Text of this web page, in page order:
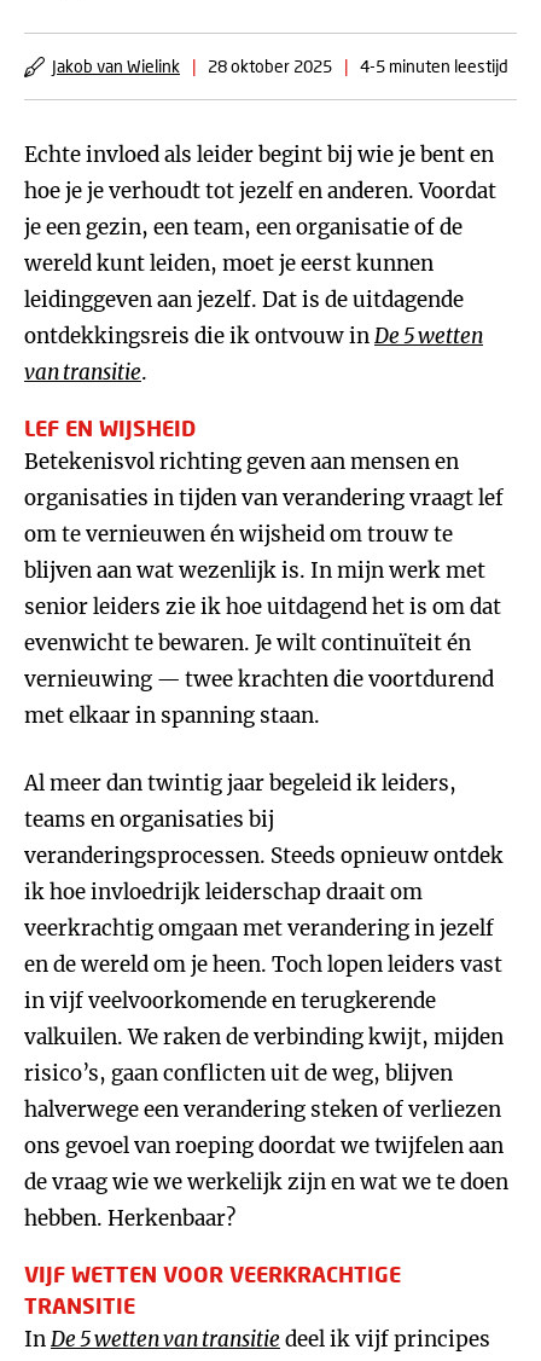
Jakob van Wielink | 28 oktober 2025 | 4-5 minuten leestijd
Echte invloed als leider begint bij wie je bent en
hoe je je verhoudt tot jezelf en anderen. Voordat
je een gezin, een team, een organisatie of de
wereld kunt leiden, moet je eerst kunnen
leidinggeven aan jezelf. Dat is de uitdagende
ontdekkingsreis die ik ontvouw inDe 5 wetten
van transitie.
LEF EN WIJSHEID
Betekenisvol richting geven aan mensen en
organisaties in tijden van verandering vraagt lef
om te vernieuwen én wijsheid om trouw te
blijven aan wat wezenlijk is. In mijn werk met
senior leiders zie ik hoe uitdagend het is om dat
evenwicht te bewaren. Je wilt continuïteit én
vernieuwing — twee krachten die voortdurend
met elkaar in spanning staan.
Al meer dan twintig jaar begeleid ik leiders,
teams en organisaties bij
veranderingsprocessen. Steeds opnieuw ontdek
ik hoe invloedrijk leiderschap draait om
veerkrachtig omgaan met verandering in jezelf
en de wereld om je heen. Toch lopen leiders vast
in vijf veelvoorkomende en terugkerende
valkuilen. We raken de verbinding kwijt, mijden
risico’s, gaan conflicten uit de weg, blijven
halverwege een verandering steken of verliezen
ons gevoel van roeping doordat we twijfelen aan
de vraag wie we werkelijk zijn en wat we te doen
hebben. Herkenbaar?
VIJF WETTEN VOOR VEERKRACHTIGE
TRANSITIE
InDe 5 wetten van transitie deel ik vijf principes